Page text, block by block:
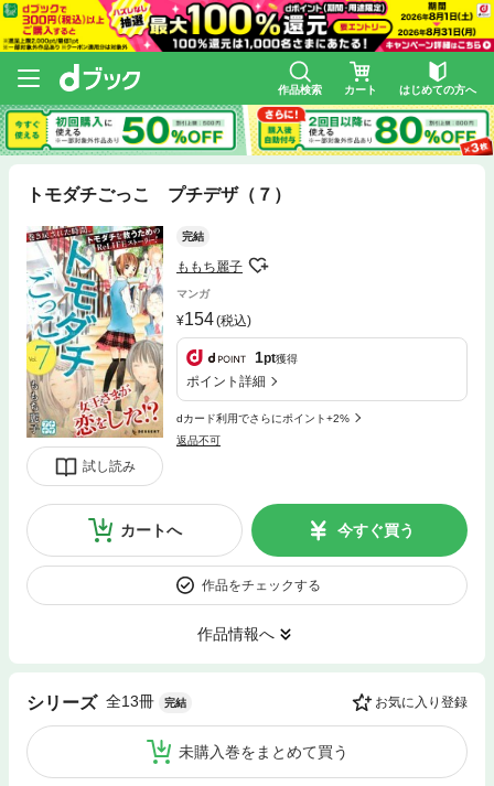
作品検索 カート はじめての方へ
トモダチごっこ プチデザ（７）
試し読み
完結
ももち麗子
マンガ
154(税込)
1pt獲得
ポイント詳細
dカード利用でさらにポイント+2%
返品不可
カートへ 今すぐ買う
作品をチェックする
作品情報へ
シリーズ 全13冊 完結 お気に入り登録
未購入巻をまとめて買う